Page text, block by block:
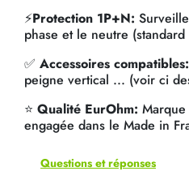
⚡Protection 1P+N:
phase et le neutre
✅ Accessoires compatibles:
peigne vertical ... (voir ci
⭐ Qualité EurOhm:
engagée dans le Made in
Questions et réponses